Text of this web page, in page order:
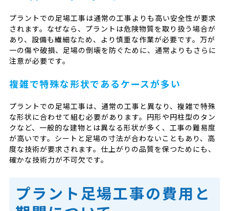
プラントでの足場工事は通常の工事よりも高い安全性が要求
されます。なぜなら、プラントは危険物質を取り扱う場合が
あり、設備も繊細なため、より慎重な作業が必要です。万が
一の傷や破損、足場の倒壊を防ぐために、通常よりもさらに
注意が必要です。
複雑で特殊な形状であるケースが多い
プラントでの足場工事は、通常の工事と異なり、複雑で特殊
な形状に合わせて組む必要があります。円形や円柱型のタン
クなど、一般的な建物とは異なる形状が多く、工事の難易度
が高いです。シートと足場の寸法が合わないこともあり、高
度な技術が要求されます。仕上がりの品質を保つためにも、
確かな技術力が不可欠です。
プラント足場工事の費用と